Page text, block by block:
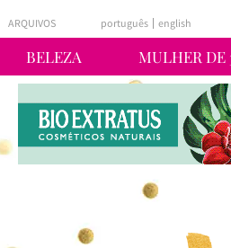
BELEZA MULHER DE
ARQUIVOS português english